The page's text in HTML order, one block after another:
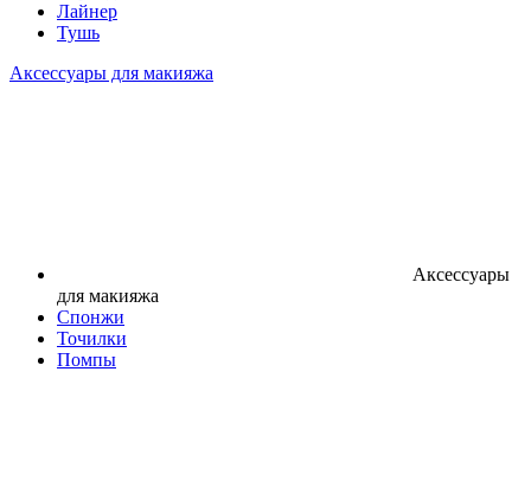
Лайнер
Тушь
Аксессуары для макияжа
Аксессуары
для макияжа
Спонжи
Точилки
Помпы